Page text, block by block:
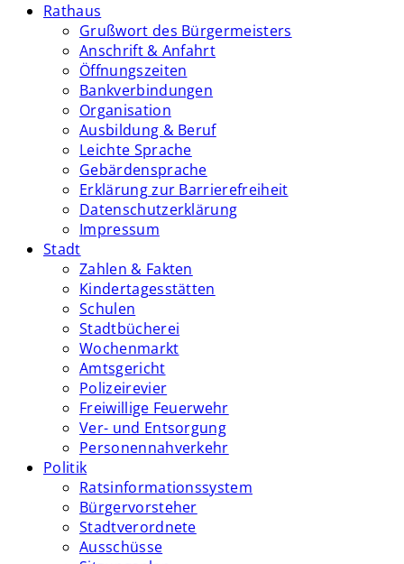
Rathaus
Grußwort des Bürgermeisters
Anschrift & Anfahrt
Öffnungszeiten
Bankverbindungen
Organisation
Ausbildung & Beruf
Leichte Sprache
Gebärdensprache
Erklärung zur Barrierefreiheit
Datenschutzerklärung
Impressum
Stadt
Zahlen & Fakten
Kindertagesstätten
Schulen
Stadtbücherei
Wochenmarkt
Amtsgericht
Polizeirevier
Freiwillige Feuerwehr
Ver- und Entsorgung
Personennahverkehr
Politik
Ratsinformationssystem
Bürgervorsteher
Stadtverordnete
Ausschüsse